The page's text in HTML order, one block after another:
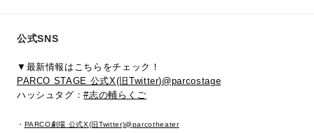
公式SNS
▼最新情報はこちらをチェック！
PARCO STAGE 公式X(旧Twitter)@parcostage
ハッシュタグ：#志の輔らくご
・ PARCO劇場 公式X(旧Twitter)@parcotheater